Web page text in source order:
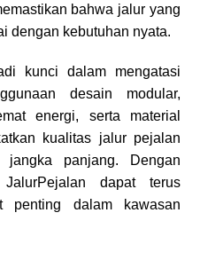
bahwa jalur yang
dengan kebutuhan nyata.
kunci dalam mengatasi
desain modular,
energi, serta material
kualitas jalur pejalan
jangka panjang. Dengan
dapat terus
penting dalam kawasan